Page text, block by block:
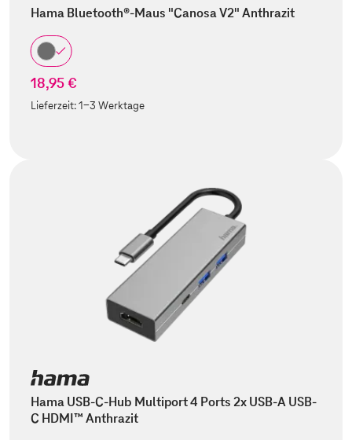
Hama Bluetooth®-Maus "Canosa V2" Anthrazit
18,95 €
Lieferzeit:1-3 Werktage
Hama USB-C-Hub Multiport 4 Ports 2x USB-A USB-
C HDMI™ Anthrazit